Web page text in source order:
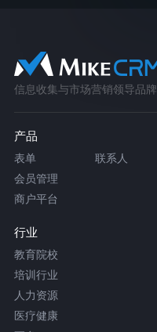
信息收集与市场营销领导品牌
产品
表单 联系人
会员管理
商户平台
行业
教育院校
培训行业
人力资源
医疗健康